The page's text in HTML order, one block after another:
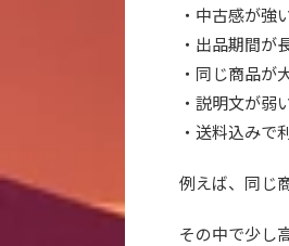
・中古感が強
・出品期間が
・同じ商品が
・説明文が弱
・送料込みで
例えば、同じ
その中で少し